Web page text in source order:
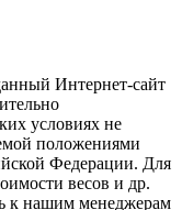
Интернет-сайт
условиях не
положениями
Федерации. Для
весов и др.
к нашим менеджерам